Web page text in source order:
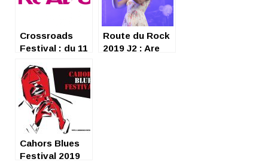
Crossroads
Festival : du 11
septembre
2019
Route du Rock
2019 J2 : Are
Cahors Blues
Festival 2019